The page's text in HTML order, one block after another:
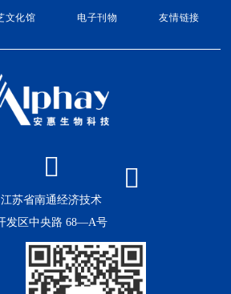
文化馆 电子刊物 友情链接
江苏省南通经济技术
发区中央路 68—A号